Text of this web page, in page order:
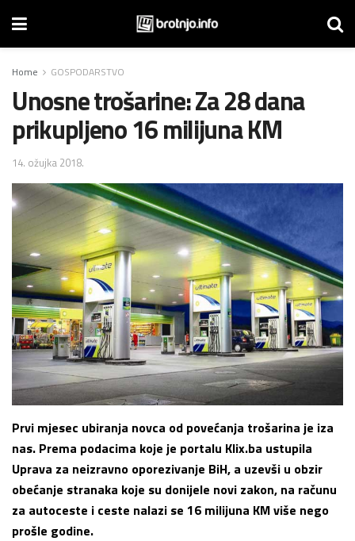
Home GOSPODARSTVO
Unosne trošarine: Za 28 dana
prikupljeno 16 milijuna KM
14. ožujka 2018.
Prvi mjesec ubiranja novca od povećanja trošarina je iza
nas. Prema podacima koje je portalu Klix.ba ustupila
Uprava za neizravno oporezivanje BiH, a uzevši u obzir
obećanje stranaka koje su donijele novi zakon, na računu
za autoceste i ceste nalazi se 16 milijuna KM više nego
prošle godine.